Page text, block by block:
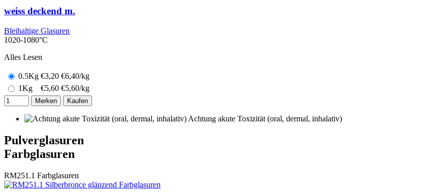
weiss deckend m.
Bleihaltige Glasuren
1020-1080°C
Alles Lesen
0.5Kg €3,20 €6,40/kg
1Kg
€5,60 €5,60/kg
Merken Kaufen
Achtung akute Toxizität (oral, dermal, inhalativ)
Pulverglasuren
Farbglasuren
RM251.1 Farbglasuren